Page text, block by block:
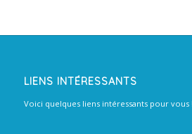
LIENS INTÉRESSANTS
Voici quelques liens intéressants pour